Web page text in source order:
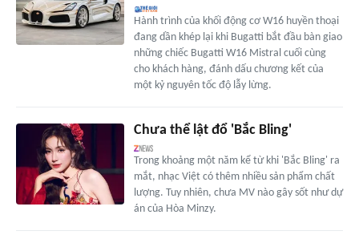
Hành trình của khối động cơ W16 huyền thoại
đang dần khép lại khi Bugatti bắt đầu bàn giao
những chiếc Bugatti W16 Mistral cuối cùng
cho khách hàng, đánh dấu chương kết của
một kỷ nguyên tốc độ lẫy lừng.
Chưa thể lật đổ 'Bắc Bling'
Trong khoảng một năm kể từ khi 'Bắc Bling' ra
mắt, nhạc Việt có thêm nhiều sản phẩm chất
lượng. Tuy nhiên, chưa MV nào gây sốt như dự
án của Hòa Minzy.